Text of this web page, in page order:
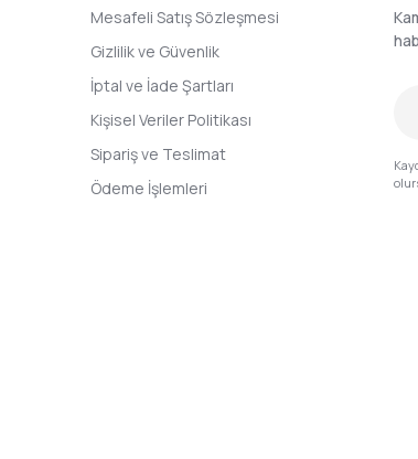
Mesafeli Satış Sözleşmesi
Gizlilik ve Güvenlik
İptal ve İade Şartları
Kişisel Veriler Politikası
Sipariş ve Teslimat
Ödeme İşlemleri